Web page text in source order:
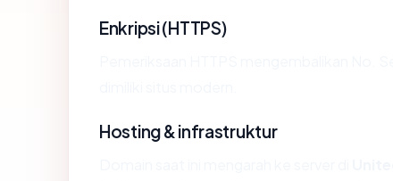
Enkripsi (HTTPS)
Hosting & infrastruktur